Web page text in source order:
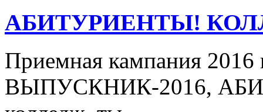
АБИТУРИЕНТЫ!
Приемная кампания 2016
ВЫПУСКНИК-2016,